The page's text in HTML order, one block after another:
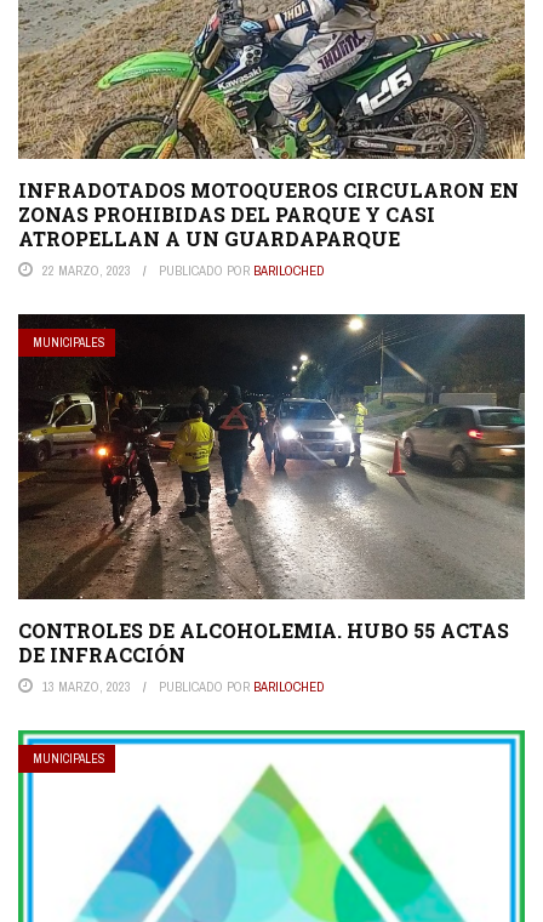
INFRADOTADOS MOTOQUEROS CIRCULARON EN
ZONAS PROHIBIDAS DEL PARQUE Y CASI
ATROPELLAN A UN GUARDAPARQUE
22 MARZO, 2023 PUBLICADO POR BARILOCHED
MUNICIPALES
CONTROLES DE ALCOHOLEMIA. HUBO 55 ACTAS
DE INFRACCIÓN
13 MARZO, 2023 PUBLICADO POR BARILOCHED
MUNICIPALES